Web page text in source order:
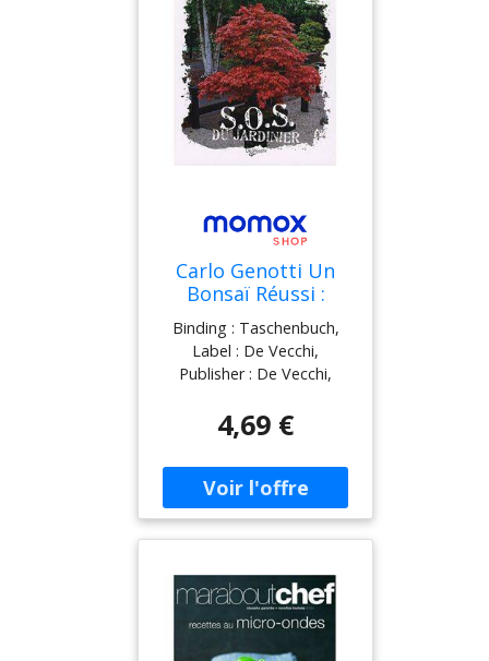
gants
Carlo Genotti Un
Bonsaï Réussi :
Astuces Et Secrets
Pour Obtenir Et
Conserver Des
Bonsaïs Chez Soi
Binding : Taschenbuch,
Label : De Vecchi,
Publisher : De Vecchi,
medium : Taschenbuch,
publicationDate : 2008-02-
18, authors : Carlo Genotti,
translators : Nelly Turrini,
ISBN : 273289169X
4,69 €